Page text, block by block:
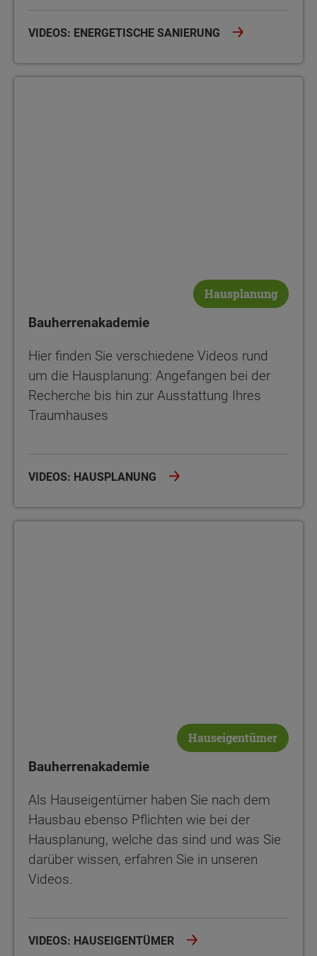
VIDEOS: ENERGETISCHE SANIERUNG
Hausplanung
Bauherrenakademie
Hier finden Sie verschiedene Videos rund
um die Hausplanung: Angefangen bei der
Recherche bis hin zur Ausstattung Ihres
Traumhauses
VIDEOS: HAUSPLANUNG
Hauseigentümer
Bauherrenakademie
Als Hauseigentümer haben Sie nach dem
Hausbau ebenso Pflichten wie bei der
Hausplanung, welche das sind und was Sie
darüber wissen, erfahren Sie in unseren
Videos.
VIDEOS: HAUSEIGENTÜMER